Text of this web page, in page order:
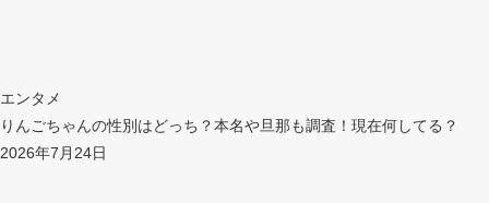
エンタメ
りんごちゃんの性別はどっち？本名や旦那も調査！現在何してる？
2026年7月24日